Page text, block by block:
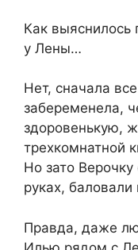
Как выяснилось
у Лены…
Нет, сначала
забеременела,
здоровенькую,
трехкомнатной
Но зато
руках,
Правда, даже